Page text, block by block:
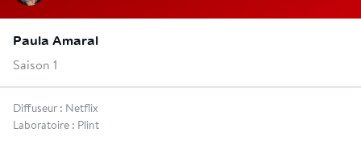
Paula Amaral
Saison 1
Diffuseur : Netflix
Laboratoire : Plint